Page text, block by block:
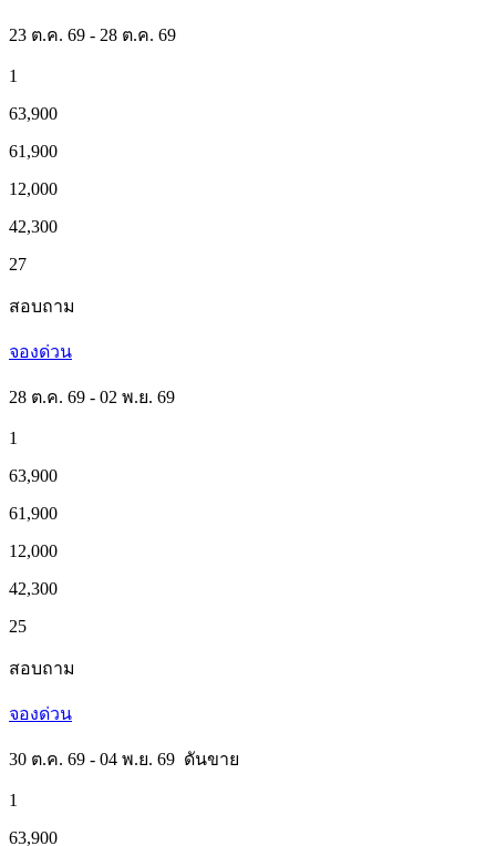
23 ต.ค. 69 - 28 ต.ค. 69
1
63,900
61,900
12,000
42,300
27
สอบถาม
จองด่วน
28 ต.ค. 69 - 02 พ.ย. 69
1
63,900
61,900
12,000
42,300
25
สอบถาม
จองด่วน
30 ต.ค. 69 - 04 พ.ย. 69 ดันขาย
1
63,900